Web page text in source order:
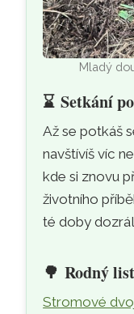
Mladý
⌛Setkání
Až se potkáš
navštívíš víc
kde si znovu
životního
té doby
🌳Rodný list
Stromové